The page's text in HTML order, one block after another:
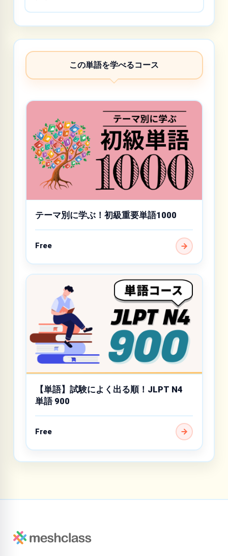
この単語を学べるコース
テーマ別に学ぶ！初級重要単語1000
Free
【単語】試験によく出る順！JLPT N4
単語 900
Free